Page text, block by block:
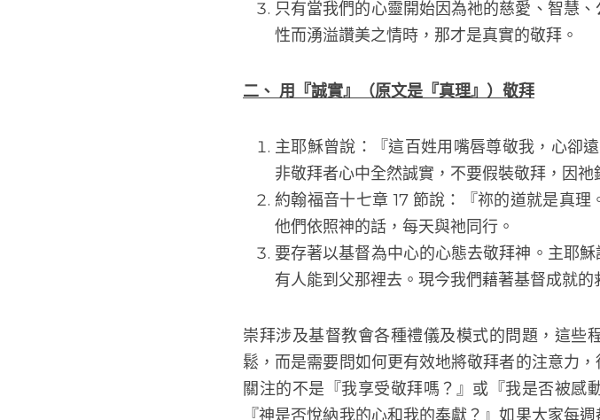
不可把感覺與敬拜混為一談。即使受到詩歌
只有當我們的心靈開始因為祂的慈愛、智慧
二、 用『誠實』（原文是『真理』）敬拜
主耶穌曾說：『這百姓用嘴唇尊敬我，心卻
敬拜者心中全然誠實，不要假裝敬拜，因祂鑑
約翰福音十七章 17 節說：『祢的道就是真理
要存著以基督為中心的心態去敬拜神。主耶
有人能到父那裡去。現今我們藉著基督成就的
崇拜涉及基督教會各種禮儀及模式的問題，這